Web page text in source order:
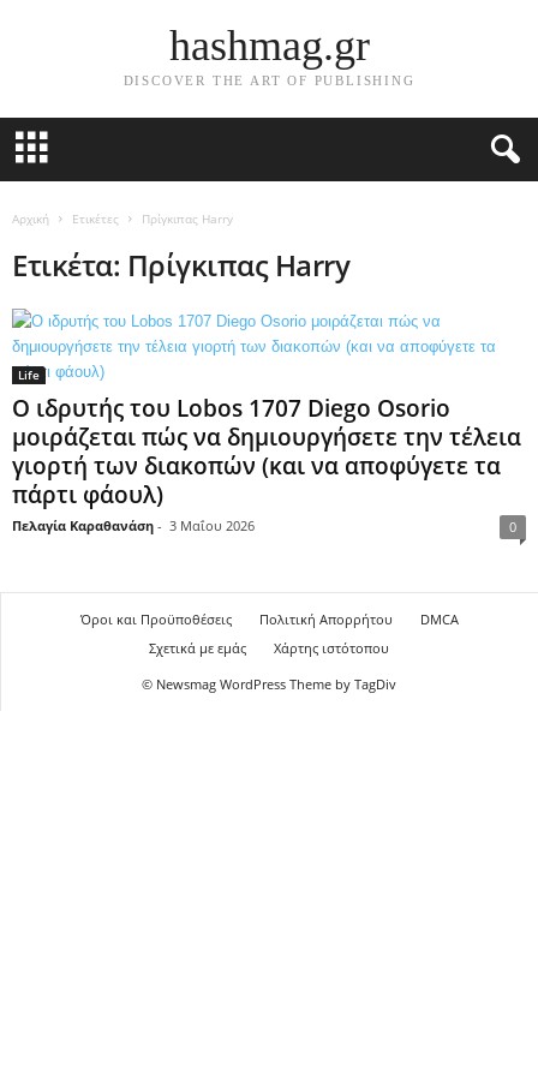
hashmag.gr
DISCOVER THE ART OF PUBLISHING
Αρχική Ετικέτες Πρίγκιπας Harry
Ετικέτα: Πρίγκιπας Harry
Life
Ο ιδρυτής του Lobos 1707 Diego Osorio
μοιράζεται πώς να δημιουργήσετε την τέλεια
γιορτή των διακοπών (και να αποφύγετε τα
πάρτι φάουλ)
Πελαγία Καραθανάση - 3 Μαΐου 2026 0
Όροι και Προϋποθέσεις Πολιτική Απορρήτου
DMCA
Σχετικά με εμάς
Χάρτης ιστότοπου
© Newsmag WordPress Theme by TagDiv